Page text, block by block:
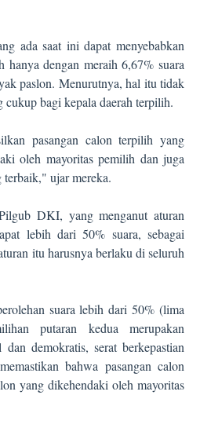
ada saat ini dapat menyebabkan
hanya dengan meraih 6,67% suara
paslon. Menurutnya, hal itu tidak
bagi kepala daerah terpilih.
pasangan calon terpilih yang
oleh mayoritas pemilih dan juga
terbaik," ujar mereka.
DKI, yang menganut aturan
lebih dari 50% suara, sebagai
itu harusnya berlaku di seluruh
suara lebih dari 50% (lima
putaran kedua merupakan
demokratis, serat berkepastian
bahwa pasangan calon
yang dikehendaki oleh mayoritas